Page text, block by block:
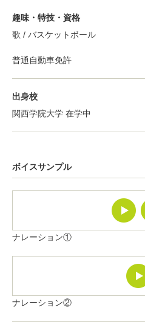
趣味・特技・資格
歌 / バスケットボール
普通自動車免許
出身校
関西学院大学 在学中
ボイスサンプル
ナレーション①
ナレーション②